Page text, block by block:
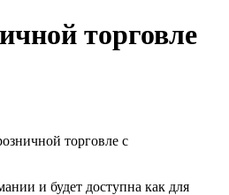
торговле
торговле с
и будет доступна как для